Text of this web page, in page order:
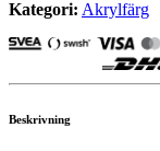
Kategori: Akrylfärg
Beskrivning